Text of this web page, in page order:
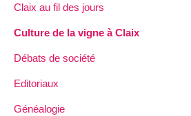
Claix au fil des jours
Culture de la vigne à Claix
Débats de société
Editoriaux
Généalogie